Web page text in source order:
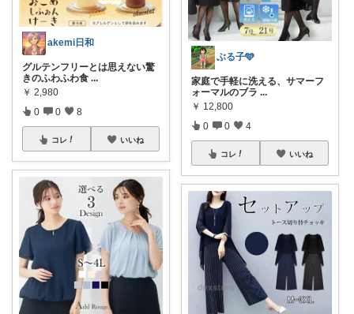
akemi日和
グルテンフリーとは思えない驚
きのふわふわ食 ...
￥ 2,980
0 0 8
コレ いいね
ぶる子🩵
家庭で手軽に洗える、サマーフ
ォーマルのブラ ...
￥ 12,800
0 0 4
コレ いいね